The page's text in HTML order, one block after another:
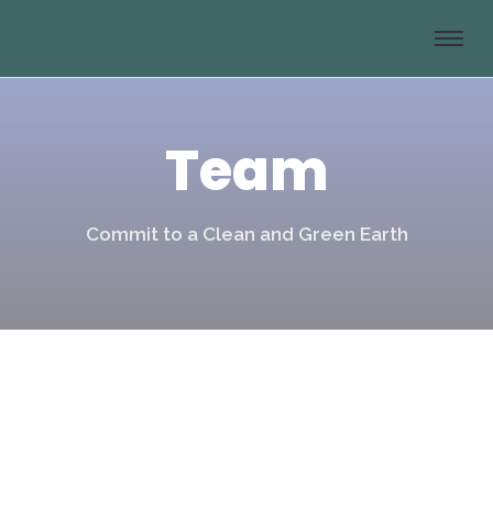
Team
Commit to a Clean and Green Earth